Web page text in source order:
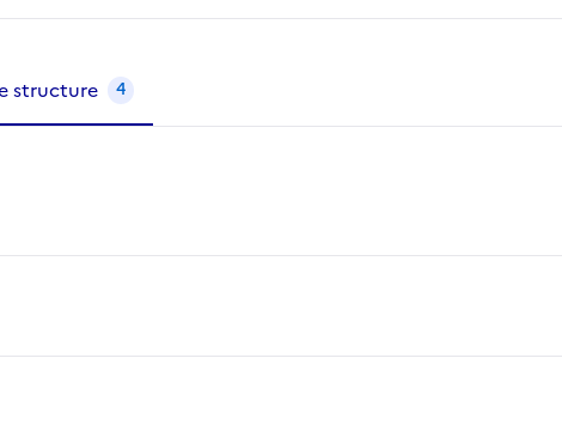
structure 4